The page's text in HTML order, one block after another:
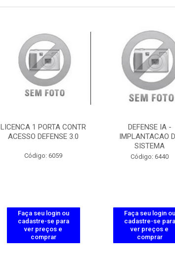
LICENCA 1 PORTA CONTR
ACESSO DEFENSE 3.0
Código: 6059
Faça seu login ou
cadastre-se para
ver preços e
comprar
DEFENSE IA -
IMPLANTACAO
SISTEMA
Código: 6440
Faça seu login ou
cadastre-se para
ver preços e
comprar